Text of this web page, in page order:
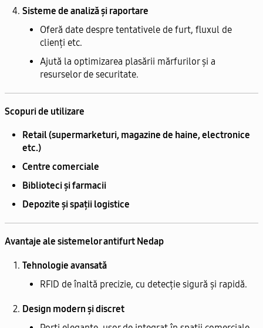
Sisteme de analiză și raportare
Oferă date despre tentativele de furt, fluxul de
clienți etc.
Ajută la optimizarea plasării mărfurilor și a
resurselor de securitate.
Scopuri de utilizare
Retail (supermarketuri, magazine de haine, electronice
etc.)
Centre comerciale
Biblioteci și farmacii
Depozite și spații logistice
Avantaje ale sistemelor antifurt Nedap
Tehnologie avansată
RFID de înaltă precizie, cu detecție sigură și rapidă.
Design modern și discret